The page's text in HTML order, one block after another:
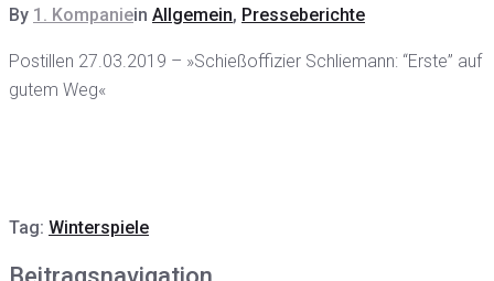
By 1. Kompaniein Allgemein, Presseberichte
Postillen 27.03.2019 – »Schießoffizier Schliemann: “Erste” auf
gutem Weg«
Tag: Winterspiele